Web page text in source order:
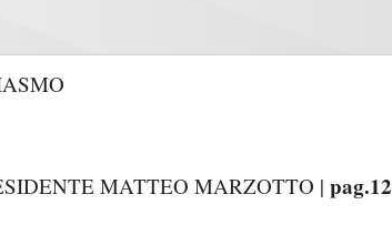
MATTEO MARZOTTO | pag.12